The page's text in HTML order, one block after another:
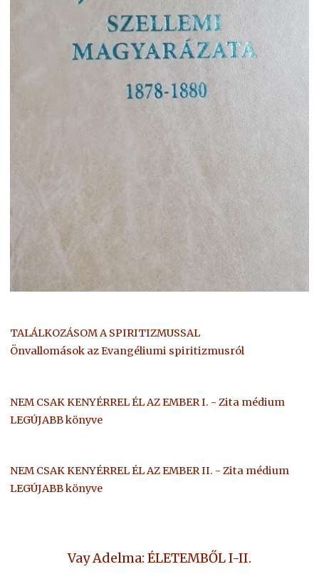
TALÁLKOZÁSOM A SPIRITIZMUSSAL
Önvallomások az Evangéliumi spiritizmusról
NEM CSAK KENYÉRREL ÉL AZ EMBER I. - Zita médium
LEGÚJABB könyve
NEM CSAK KENYÉRREL ÉL AZ EMBER II. - Zita médium
LEGÚJABB könyve
Vay Adelma: ÉLETEMBŐL I-II.